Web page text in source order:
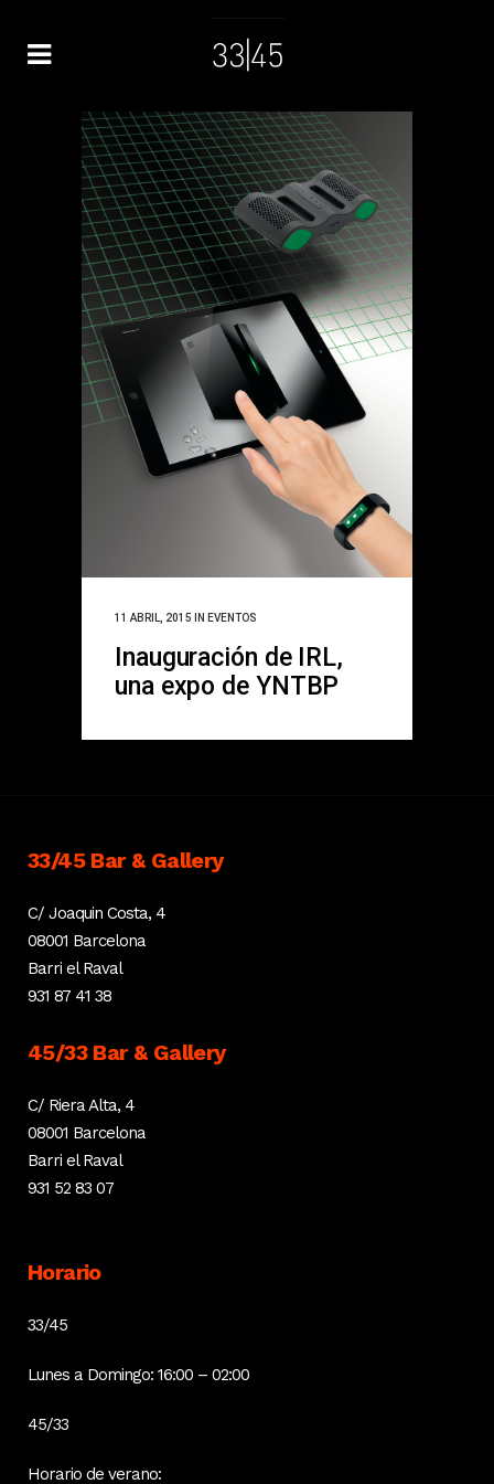
11 ABRIL, 2015 IN EVENTOS
Inauguración de IRL,
una expo de YNTBP
33/45 Bar & Gallery
C/ Joaquin Costa, 4
08001 Barcelona
Barri el Raval
931 87 41 38
45/33 Bar & Gallery
C/ Riera Alta, 4
08001 Barcelona
Barri el Raval
931 52 83 07
Horario
33/45
Lunes a Domingo: 16:00 – 02:00
45/33
Horario de verano: